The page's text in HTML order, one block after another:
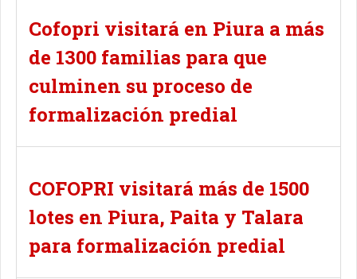
Cofopri visitará en Piura a más
de 1300 familias para que
culminen su proceso de
formalización predial
COFOPRI visitará más de 1500
lotes en Piura, Paita y Talara
para formalización predial